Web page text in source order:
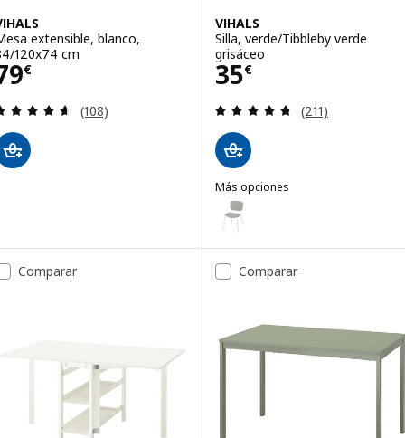
extensible, blanco,
120x74 cm
€ 79€
Revisa: 4.6 de 5 estrellas. Total opiniones:
(108)
VIHALS
Silla, verde/Tibbleby verde
grisáceo
35€
Precio 35€
Revisa: 4.7 de
(211)
Más opciones
VIHALS
Opción: VIHALS, Silla, blanco/
Comparar Comparar